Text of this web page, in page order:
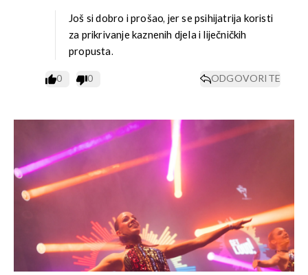
Još si dobro i prošao, jer se psihijatrija koristi
za prikrivanje kaznenih djela i liječničkih
propusta.
0 0 ODGOVORITE